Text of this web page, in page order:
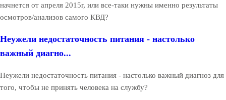
начнется от апреля 2015г, или все-таки нужны именно результаты
осмотров/анализов самого КВД?
Неужели недостаточность питания - настолько
важный диагно...
Неужели недостаточность питания - настолько важный диагноз для
того, чтобы не принять человека на службу?